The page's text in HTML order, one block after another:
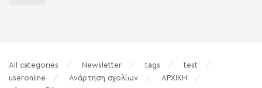
All categories Newsletter tags
test
useronline
Ανάρτηση σχολίων
ΑΡΧΙΚΗ